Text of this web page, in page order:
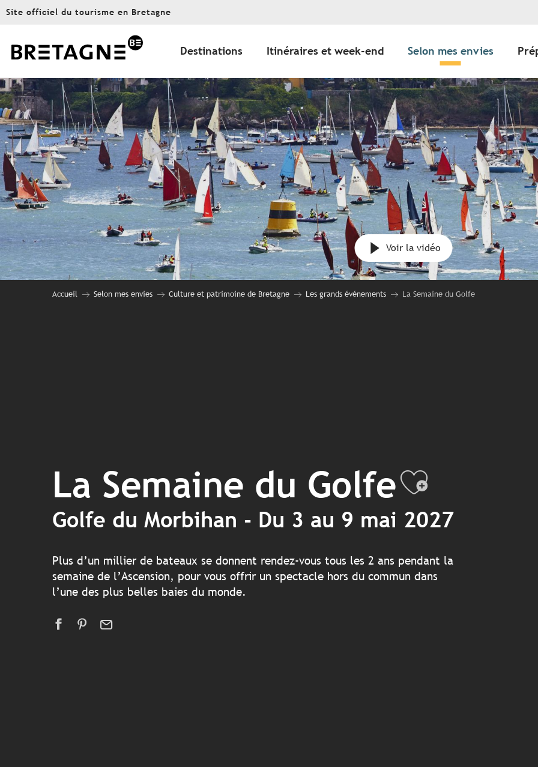
Aller
principal
Site officiel du tourisme en Bretagne
Destinations Itinéraires et week-end Selon mes envies
Voir la vidéo
Accueil Selon mes envies Culture et patrimoine de Bretagne Les grands événements La Semaine du Golfe
La Semaine du GolfeAjouter
Golfe du Morbihan - Du 3 au 9 mai 2027
Plus d’un millier de bateaux se donnent rendez-vous tous les 2 ans pendant la
semaine de l’Ascension, pour vous offrir un spectacle hors du commun dans
l’une des plus belles baies du monde.